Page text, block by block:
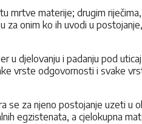
mrtve materije; drugim
onim ko ih uvodi u
djelovanju i padanju pod
vrste odgovornosti i svake
se za njeno postojanje uzeti u
egzistenata, a cjelokupna